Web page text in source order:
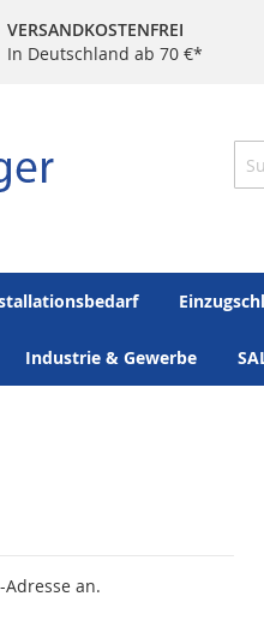
VERSANDKOSTENFREI
In Deutschland ab 70 €*
Industrie & Gewerbe
an.